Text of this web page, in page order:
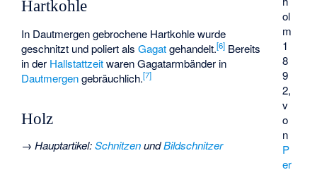
ol
m
1
8
9
2,
v
o
n
P
er
Hartkohle
In Dautmergen gebrochene Hartkohlewurde
geschnitzt und poliert alsGagatgehandelt.[6] Bereits
in der Hallstattzeitwaren Gagatarmbänder in
Dautmergengebräuchlich.[7]
Holz
→Hauptartikel:SchnitzenundBildschnitzer